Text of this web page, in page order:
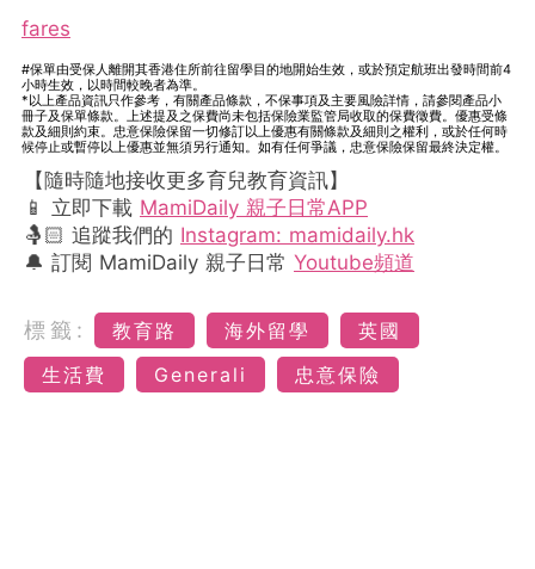
fares
#保單由受保人離開其香港住所前往留學目的地開始生效，或於預定航班出發時間前4
小時生效，以時間較晚者為準。
*以上產品資訊只作參考，有關產品條款，不保事項及主要風險詳情，請參閱產品小
冊子及保單條款。上述提及之保費尚未包括保險業監管局收取的保費徵費。優惠受條
款及細則約束。忠意保險保留一切修訂以上優惠有關條款及細則之權利，或於任何時
候停止或暫停以上優惠並無須另行通知。如有任何爭議，忠意保險保留最終決定權。
【隨時隨地接收更多育兒教育資訊】
📱 立即下載 MamiDaily 親子日常APP
🤱🏻 追蹤我們的 Instagram: mamidaily.hk
🔔 訂閱 MamiDaily 親子日常 Youtube頻道
標籤: 教育路 海外留學
英國
生活費
Generali 忠意保險